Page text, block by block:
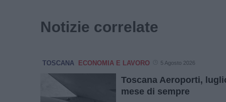
Notizie correlate
TOSCANA ECONOMIA E LAVORO 5 Agosto 2026
Toscana Aeroporti,
mese di sempre